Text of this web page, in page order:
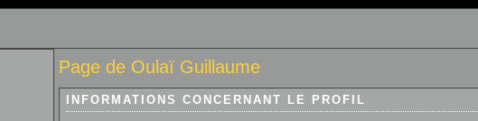
Page de Oulaï Guillaume
INFORMATIONS CONCERNANT LE PROFIL